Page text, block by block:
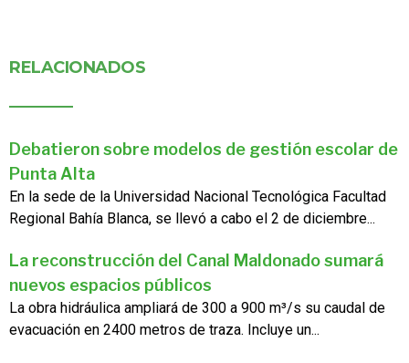
RELACIONADOS
Debatieron sobre modelos de gestión escolar de
Punta Alta
En la sede de la Universidad Nacional Tecnológica Facultad
Regional Bahía Blanca, se llevó a cabo el 2 de diciembre...
La reconstrucción del Canal Maldonado sumará
nuevos espacios públicos
La obra hidráulica ampliará de 300 a 900 m³/s su caudal de
evacuación en 2400 metros de traza. Incluye un...